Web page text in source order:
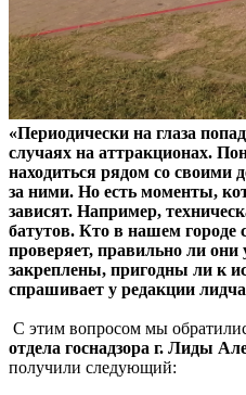
«Периодически на глаза
случаях на аттракционах.
находиться рядом со своими
за ними. Но есть моменты,
зависят. Например,
батутов. Кто в нашем городе
проверяет, правильно ли
закреплены, пригодны ли к
спрашивает у редакции
С этим вопросом мы
отдела госнадзора г. Лиды
получили следующий: